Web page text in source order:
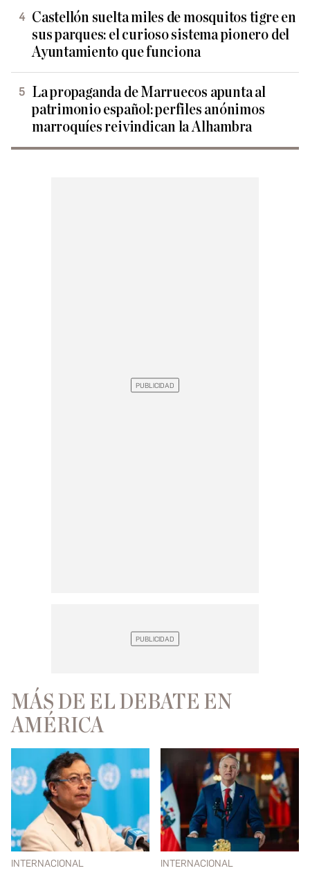
Castellón suelta miles de mosquitos tigre en
sus parques: el curioso sistema pionero del
Ayuntamiento que funciona
La propaganda de Marruecos apunta al
patrimonio español: perfiles anónimos
marroquíes reivindican la Alhambra
MÁS DE EL DEBATE EN
AMÉRICA
INTERNACIONAL INTERNACIONAL